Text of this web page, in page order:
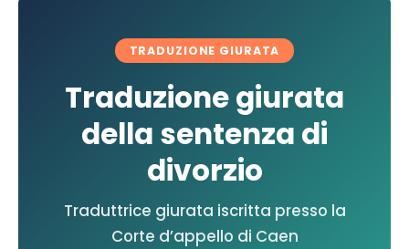
TRADUZIONE GIURATA
Traduzione giurata
della sentenza di
divorzio
Traduttrice giurata iscritta presso la
Corte d’appello di Caen